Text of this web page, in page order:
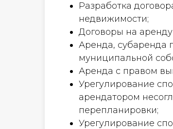
Разработка
недвижимости;
Договоры на
Аренда, субаренда
муниципальной
Аренда с правом
Урегулирование
арендатором
перепланировки;
Урегулирование